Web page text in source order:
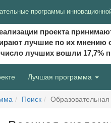
программы
проекта
лучшие по их мнению
число лучших вошли 17,7%
(current)
Лучшая программа
Поиск Образовательная